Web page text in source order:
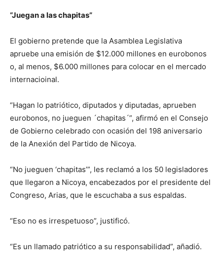
“Juegan a las chapitas”
El gobierno pretende que la Asamblea Legislativa
apruebe una emisión de $12.000 millones en eurobonos
o, al menos, $6.000 millones para colocar en el mercado
internacioinal.
“Hagan lo patriótico, diputados y diputadas, aprueben
eurobonos, no jueguen ´chapitas´”, afirmó en el Consejo
de Gobierno celebrado con ocasión del 198 aniversario
de la Anexión del Partido de Nicoya.
“No jueguen ‘chapitas’”, les reclamó a los 50 legisladores
que llegaron a Nicoya, encabezados por el presidente del
Congreso, Arias, que le escuchaba a sus espaldas.
“Eso no es irrespetuoso”, justificó.
“Es un llamado patriótico a su responsabilidad”, añadió.